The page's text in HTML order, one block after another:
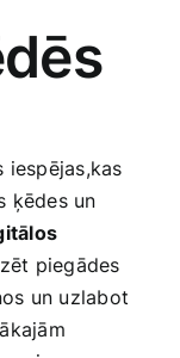
​un
piegādes
un uzlabot